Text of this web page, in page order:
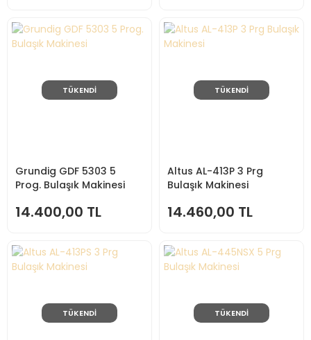
TÜKENDİ
Grundig GDF 5303 5
Prog. Bulaşık Makinesi
14.400,00 TL
TÜKENDİ
Altus AL-413P 3 Prg
Bulaşık Makinesi
14.460,00 TL
TÜKENDİ TÜKENDİ